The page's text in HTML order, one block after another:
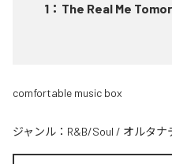
1 ： The Real Me
comfortable music box
ジャンル： R&B/Soul / オルタナ